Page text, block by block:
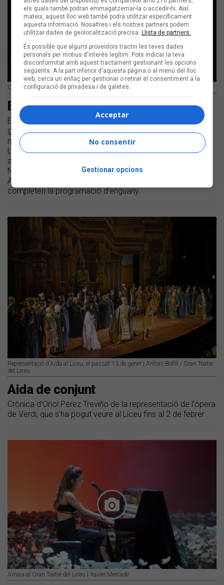
Carlos Sadness | Xavier Mercadé
El Guitar BCN engega motors
El festival engega l'edició 2021 després de reprogramar
gran part dels concerts previstos per l'anterior edició,
malgrat tot, amb més esperances i valentia que mai | Xoel
López serà l'encarregat d'obrir les portes del festival demà
al Palau de la Música de Barcelona | Carlos Sadness, Judit
Neddermann, Clara Peya, María Peláe, Ferran Palau, Els
Amics de les Arts o Nil Moliner són altres artistes que
completen la programació d'enguany
Representació d'Aida al Liceu, el passat 13 de gener | Antoni Bofill / Gran Teatre
del Liceu
Aida de conjunt
Crònica d'Oriol Pérez Treviño de la representació de l'òpera
de Verdi, que s'ha pogut veure al Liceu fins al 2 de febrer
Amaia al Gran Teatre del Liceu | Xavier Mercadé
els quals també podran emmagatzemar-la o accedir-hi. Així
mateix, aquest lloc web també podrà utilitzar específicament
aquesta informació. Nosaltres i els nostres partners podem
utilitzar dades de geolocalització precisa. Llista de partners.
És possible que alguns proveïdors tractin les teves dades
personals per motius d'interès legítim. Pots indicar la teva
disconformitat amb aquest tractament gestionant les opcions
següents. A la part inferior d'aquesta pàgina o al menú del lloc
web, cerca un enllaç per gestionar o retirar el consentiment a la
configuració de privadesa i de galetes.
Acceptar
No consentir
Gestionar opcions